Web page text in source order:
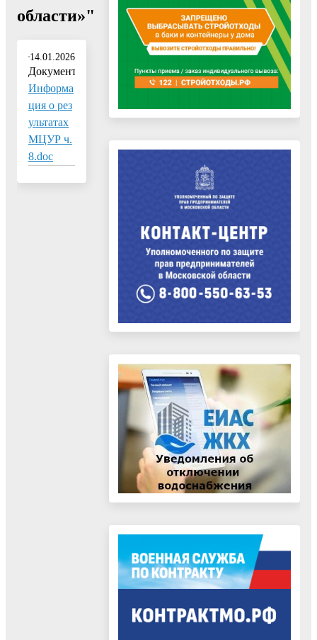
области»"
14.01.2026
Документ:
Информа
ция о рез
ультатах
МЦУР ч.
8.doc